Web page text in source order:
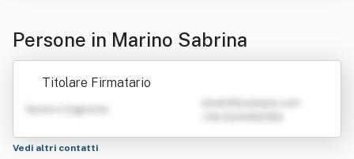
Persone in Marino Sabrina
Titolare Firmatario
Nome e Cognome
Vedi altri contatti